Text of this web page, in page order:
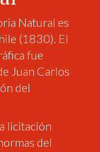
Natural es
(1830). El
fue
Juan Carlos
del
licitación
del